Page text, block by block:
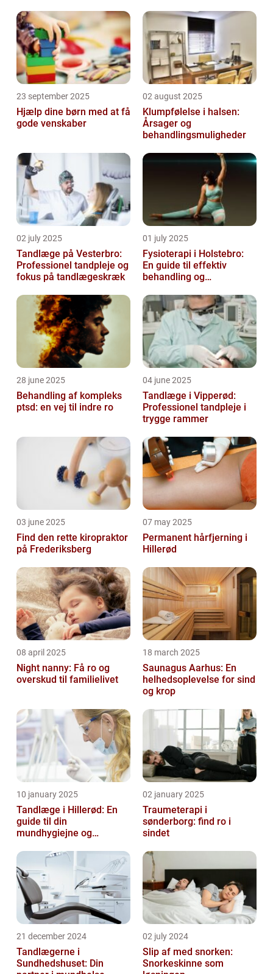
23 september 2025
Hjælp dine børn med at få
gode venskaber
02 august 2025
Klumpfølelse i halsen:
Årsager og
behandlingsmuligheder
02 july 2025
Tandlæge på Vesterbro:
Professionel tandpleje og
fokus på tandlægeskræk
01 july 2025
Fysioterapi i Holstebro:
En guide til effektiv
behandling og
28 june 2025
Behandling af kompleks
ptsd: en vej til indre ro
04 june 2025
Tandlæge i Vipperød:
Professionel tandpleje i
trygge rammer
03 june 2025
Find den rette kiropraktor
på Frederiksberg
07 may 2025
Permanent hårfjerning i
Hillerød
08 april 2025
Night nanny: Få ro og
overskud til familielivet
18 march 2025
Saunagus Aarhus: En
helhedsoplevelse for sind
og krop
10 january 2025
Tandlæge i Hillerød: En
guide til din
mundhygiejne og
02 january 2025
Traumeterapi i
sønderborg: find ro i
sindet
21 december 2024
Tandlægerne i
Sundhedshuset: Din
02 july 2024
Slip af med snorken:
Snorkeskinne som